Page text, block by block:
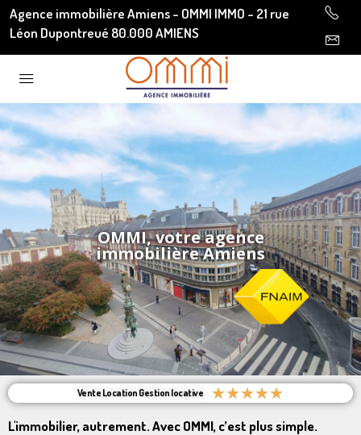
Agence immobilière Amiens - OMMI IMMO - 21 rue
Léon Dupontreué 80.000 AMIENS
OMMI, votre agence
immobilière Amiens
Vente Location Gestion locative ★★★★★
L'immobilier, autrement. Avec OMMI, c’est plus simple.